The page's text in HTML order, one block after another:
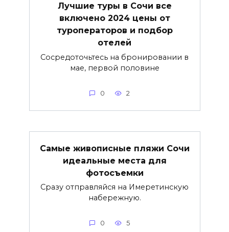
Лучшие туры в Сочи все
включено 2024 цены от
туроператоров и подбор
отелей
Сосредоточьтесь на бронировании в
мае, первой половине
0 2
Самые живописные пляжи Сочи
идеальные места для
фотосъемки
Сразу отправляйся на Имеретинскую
набережную.
0 5